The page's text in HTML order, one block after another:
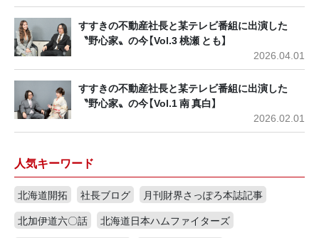
すすきの不動産社長と某テレビ番組に出演した
〝野心家〟の今【Vol.3 桃瀬 とも】
2026.04.01
すすきの不動産社長と某テレビ番組に出演した
〝野心家〟の今【Vol.1 南 真白】
2026.02.01
人気キーワード
北海道開拓 社長ブログ
月刊財界さっぽろ本誌記事
北加伊道六〇話
北海道日本ハムファイターズ